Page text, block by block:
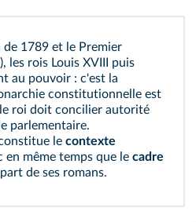
1789 et le Premier
les rois Louis XVIII puis
au pouvoir : c'est la
constitutionnelle est
roi doit concilier autorité
parlementaire.
le contexte
en même temps que le cadre
de ses romans.